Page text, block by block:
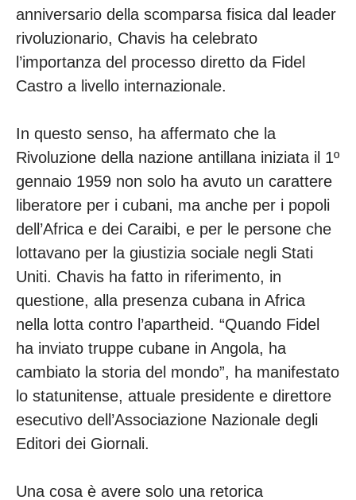
anniversario della scomparsa fisica dal leader
rivoluzionario, Chavis ha celebrato
l’importanza del processo diretto da Fidel
Castro a livello internazionale.
In questo senso, ha affermato che la
Rivoluzione della nazione antillana iniziata il 1º
gennaio 1959 non solo ha avuto un carattere
liberatore per i cubani, ma anche per i popoli
dell’Africa e dei Caraibi, e per le persone che
lottavano per la giustizia sociale negli Stati
Uniti. Chavis ha fatto in riferimento, in
questione, alla presenza cubana in Africa
nella lotta contro l’apartheid. “Quando Fidel
ha inviato truppe cubane in Angola, ha
cambiato la storia del mondo”, ha manifestato
lo statunitense, attuale presidente e direttore
esecutivo dell’Associazione Nazionale degli
Editori dei Giornali.
Una cosa è avere solo una retorica